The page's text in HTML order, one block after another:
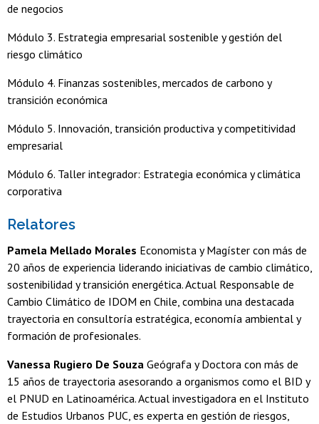
de negocios
Módulo 3. Estrategia empresarial sostenible y gestión del
riesgo climático
Módulo 4. Finanzas sostenibles, mercados de carbono y
transición económica
Módulo 5. Innovación, transición productiva y competitividad
empresarial
Módulo 6. Taller integrador: Estrategia económica y climática
corporativa
Relatores
Pamela Mellado Morales Economista y Magíster con más de
20 años de experiencia liderando iniciativas de cambio climático,
sostenibilidad y transición energética. Actual Responsable de
Cambio Climático de IDOM en Chile, combina una destacada
trayectoria en consultoría estratégica, economía ambiental y
formación de profesionales.
Vanessa Rugiero De Souza Geógrafa y Doctora con más de
15 años de trayectoria asesorando a organismos como el BID y
el PNUD en Latinoamérica. Actual investigadora en el Instituto
de Estudios Urbanos PUC, es experta en gestión de riesgos,